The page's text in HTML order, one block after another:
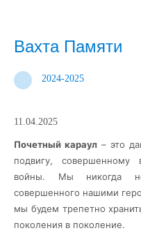
Вахта Памяти
2024-2025
11.04.2025
Почетный караул – это
подвигу, совершенному
войны. Мы никогда
совершенного нашими
мы будем трепетно
поколения в поколение.